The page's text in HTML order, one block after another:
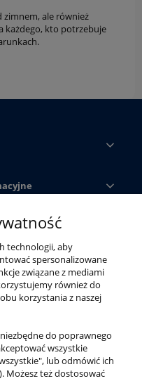
ale również
każdego, kto potrzebuje
technologii, aby
spersonalizowane
związane z mediami
również do
korzystania z naszej
do poprawnego
wszystkie
lub odmówić ich
Możesz też dostosować